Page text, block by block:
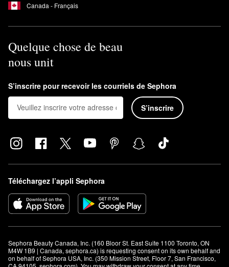
Canada - Français
Quelque chose de beau
nous unit
S’inscrire pour recevoir les courriels de Sephora
S’inscrire
Téléchargez l’appli Sephora
Sephora Beauty Canada, Inc. (160 Bloor St. East Suite 1100 Toronto, ON
M4W 1B9 | Canada, sephora.ca) is requesting consent on its own behalf and
on behalf of Sephora USA, Inc. (350 Mission Street, Floor 7, San Francisco,